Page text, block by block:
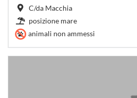
C/da Macchia
posizione mare
animali non ammessi